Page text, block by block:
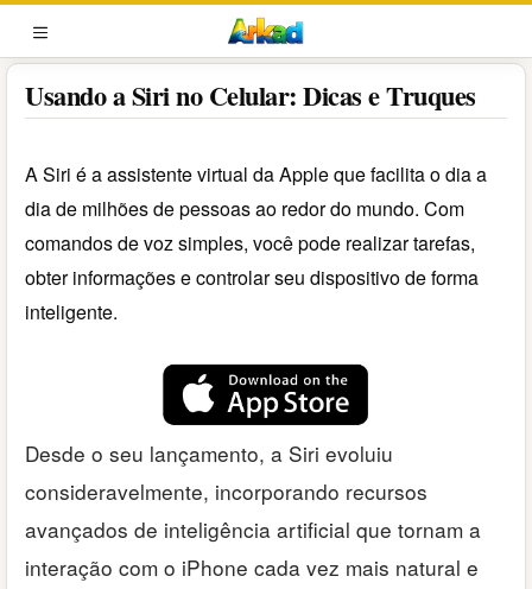
Pular
para
o
conteúdo
MENU
Usando a Siri no Celular: Dicas e Truques
A Siri é a assistente virtual da Apple que facilita o dia a
dia de milhões de pessoas ao redor do mundo. Com
comandos de voz simples, você pode realizar tarefas,
obter informações e controlar seu dispositivo de forma
inteligente.
Desde o seu lançamento, a Siri evoluiu
consideravelmente, incorporando recursos
avançados de inteligência artificial que tornam a
interação com o iPhone cada vez mais natural e